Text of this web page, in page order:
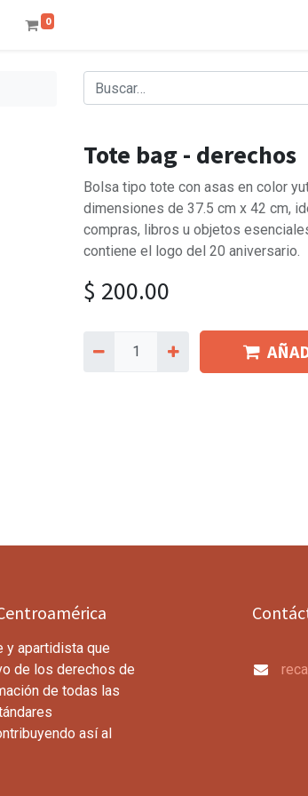
0
Tote bag - derechos
Bolsa tipo tote con asas en color
dimensiones de 37.5 cm x 42 cm,
compras, libros u objetos
contiene el logo del 20 aniversario.
$ 200.00
y apartidista que
de los derechos de
de todas las
así al